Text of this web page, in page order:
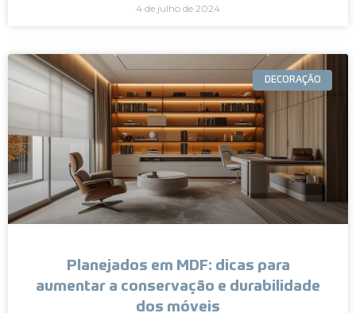
4 de julho de 2024
DECORAÇÃO
Planejados em MDF: dicas para
aumentar a conservação e durabilidade
dos móveis